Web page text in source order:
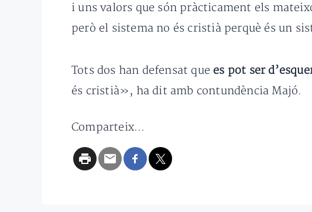
i uns valors que són pràcticament els
però el sistema no és cristià perquè és un
Tots dos han defensat que es pot ser
és cristià», ha dit amb contundència Majó.
Comparteix...